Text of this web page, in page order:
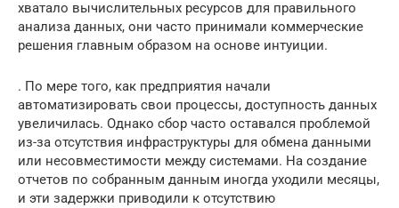
хватало вычислительных ресурсов для правильного
анализа данных, они часто принимали коммерческие
решения главным образом на основе интуиции.
. По мере того, как предприятия начали
автоматизировать свои процессы, доступность данных
увеличилась. Однако сбор часто оставался проблемой
из-за отсутствия инфраструктуры для обмена данными
или несовместимости между системами. На создание
отчетов по собранным данным иногда уходили месяцы,
и эти задержки приводили к отсутствию